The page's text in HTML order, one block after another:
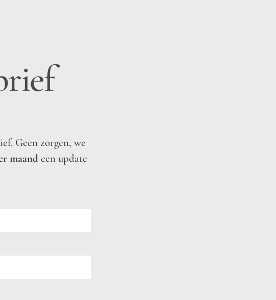
Geen zorgen, we
maandeen update